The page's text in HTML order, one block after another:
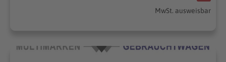
MwSt. ausweisbar